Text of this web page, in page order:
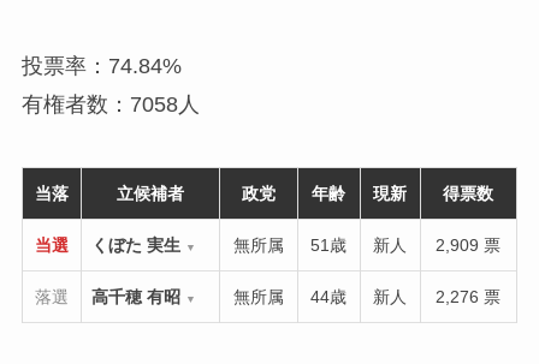
投票率：74.84%
有権者数：7058人
当落 立候補者 政党 年齢 現新 得票数
当選 くぼた 実生 ▼ 無所属 51歳 新人 2,909 票
落選 高千穂 有昭 ▼ 無所属 44歳 新人 2,276 票